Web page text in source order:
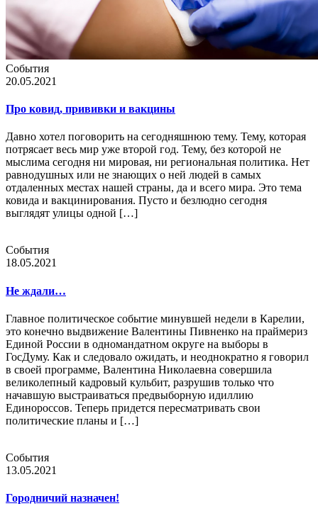
События
20.05.2021
Про ковид, прививки и вакцины
Давно хотел поговорить на сегодняшнюю тему. Тему, которая
потрясает весь мир уже второй год. Тему, без которой не
мыслима сегодня ни мировая, ни региональная политика. Нет
равнодушных или не знающих о ней людей в самых
отдаленных местах нашей страны, да и всего мира. Это тема
ковида и вакцинирования. Пусто и безлюдно сегодня
выглядят улицы одной […]
События
18.05.2021
Не ждали…
Главное политическое событие минувшей недели в Карелии,
это конечно выдвижение Валентины Пивненко на праймериз
Единой России в одномандатном округе на выборы в
ГосДуму. Как и следовало ожидать, и неоднократно я говорил
в своей программе, Валентина Николаевна совершила
великолепный кадровый кульбит, разрушив только что
начавшую выстраиваться предвыборную идиллию
Единороссов. Теперь придется пересматривать свои
политические планы и […]
События
13.05.2021
Городничий назначен!